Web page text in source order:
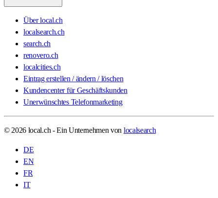
Über local.ch
localsearch.ch
search.ch
renovero.ch
localcities.ch
Eintrag erstellen / ändern / löschen
Kundencenter für Geschäftskunden
Unerwünschtes Telefonmarketing
© 2026 local.ch - Ein Unternehmen von localsearch
DE
EN
FR
IT